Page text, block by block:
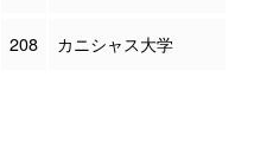
208 カニシャス大学